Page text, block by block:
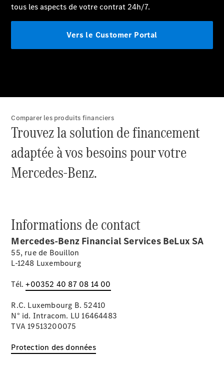
Shooting
Classe C
Classe C
Break All-
Classe E
Break
Classe E
Configurateur
Mercedes-
Benz Store
Hatchback
Tous les
Classe A
Berline
Comparer les produits financiers
Trouvez la solution de financement
adaptée à vos besoins pour votre
Mercedes-Benz.
Informations de contact
Mercedes-Benz Financial Services BeLux SA
55, rue de Bouillon
L-1248 Luxembourg
Tél.+00352 40 87 08 14 00
R.C. Luxembourg B. 52410
N° id. Intracom. LU 16464483
TVA 19513200075
Protection des données